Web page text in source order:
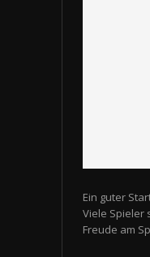
Ein guter
Viele Spieler
Freude am